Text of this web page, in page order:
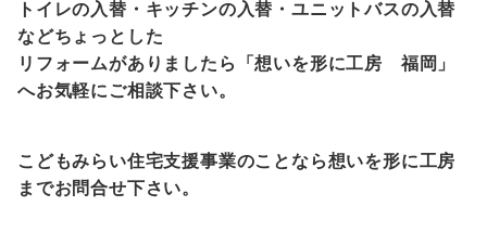
トイレの入替・キッチンの入替・ユニットバスの入替
などちょっとした
リフォームがありましたら「想いを形に工房 福岡」
へお気軽にご相談下さい。
こどもみらい住宅支援事業のことなら想いを形に工房
までお問合せ下さい。